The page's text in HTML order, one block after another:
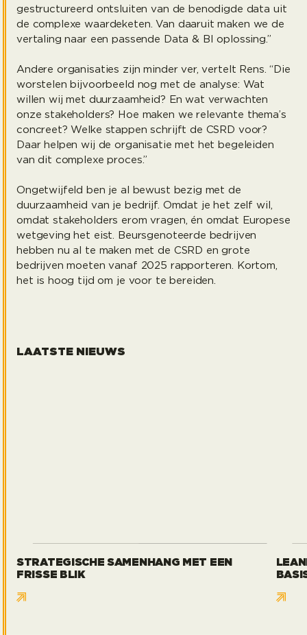
gestructureerd ontsluiten van de benodigde data uit
de complexe waardeketen. Van daaruit maken we de
vertaling naar een passende Data & BI oplossing.”
Andere organisaties zijn minder ver, vertelt Rens. “Die
worstelen bijvoorbeeld nog met de analyse: Wat
willen wij met duurzaamheid? En wat verwachten
onze stakeholders? Hoe maken we relevante thema’s
concreet? Welke stappen schrijft de CSRD voor?
Daar helpen wij de organisatie met het begeleiden
van dit complexe proces.”
Ongetwijfeld ben je al bewust bezig met de
duurzaamheid van je bedrijf. Omdat je het zelf wil,
omdat stakeholders erom vragen, én omdat Europese
wetgeving het eist. Beursgenoteerde bedrijven
hebben nu al te maken met de CSRD en grote
bedrijven moeten vanaf 2025 rapporteren. Kortom,
het is hoog tijd om je voor te bereiden.
LAATSTE NIEUWS
STRATEGISCHE SAMENHANG MET EEN
FRISSE BLIK